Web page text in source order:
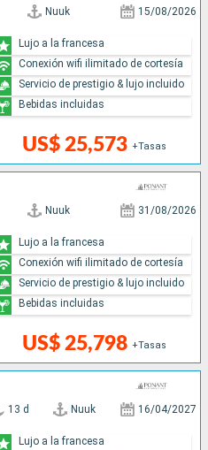
Nuuk 15/08/2026
US$ 25,573 +Tasas
Lujo a la francesa
Conexión wifi ilimitado de cortesía
Servicio de prestigio & lujo incluido
Bebidas incluidas
Nuuk 31/08/2026
US$ 25,798 +Tasas
Lujo a la francesa
Conexión wifi ilimitado de cortesía
Servicio de prestigio & lujo incluido
Bebidas incluidas
13 d Nuuk 16/04/2027
Lujo a la francesa